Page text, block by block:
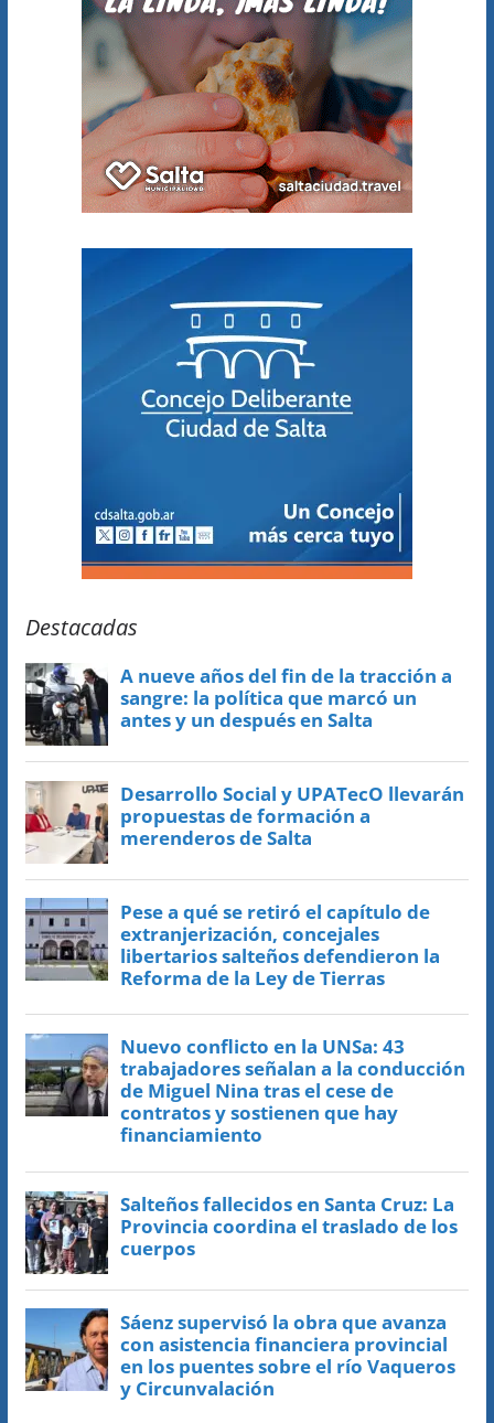
Destacadas